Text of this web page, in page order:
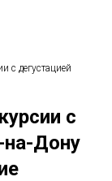
с дегустацией
с
на-Дону